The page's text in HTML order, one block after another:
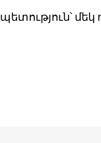
մեկ